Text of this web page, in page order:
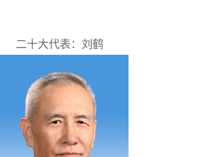
二十大代表：刘鹤